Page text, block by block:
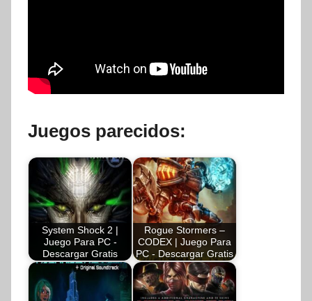
Juegos parecidos:
System Shock 2 |
Juego Para PC -
Descargar Gratis
Rogue Stormers –
CODEX | Juego Para
PC - Descargar Gratis